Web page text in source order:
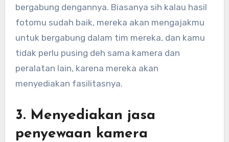
bergabung dengannya. Biasanya sih kalau hasil
fotomu sudah baik, mereka akan mengajakmu
untuk bergabung dalam tim mereka, dan kamu
tidak perlu pusing deh sama kamera dan
peralatan lain, karena mereka akan
menyediakan fasilitasnya.
3. Menyediakan jasa
penyewaan kamera